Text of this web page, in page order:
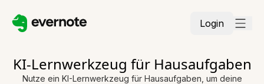
Login
KI-Lernwerkzeug für Hausaufgaben
Nutze ein KI-Lernwerkzeug für Hausaufgaben, um deine